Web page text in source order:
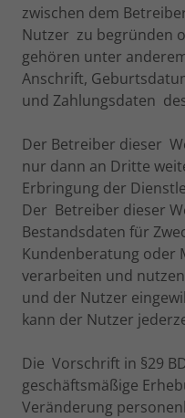
zwischen dem
Nutzer zu begründen
gehören unter
Anschrift,
und Zahlungsdaten
Der Betreiber dieser
nur dann an Dritte
Erbringung der
Der Betreiber dieser
Bestandsdaten für
Kundenberatung oder
verarbeiten und
und der Nutzer
kann der Nutzer
Die Vorschrift in §29
geschäftsmäßige
Veränderung